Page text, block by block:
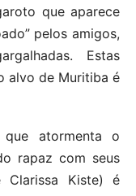
que aparece
pelos amigos,
Estas
alvo de Muritiba é
atormenta o
rapaz com seus
Clarissa Kiste) é